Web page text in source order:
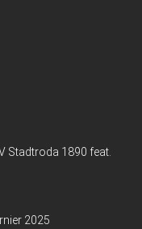
Stadtroda 1890 feat.
2025